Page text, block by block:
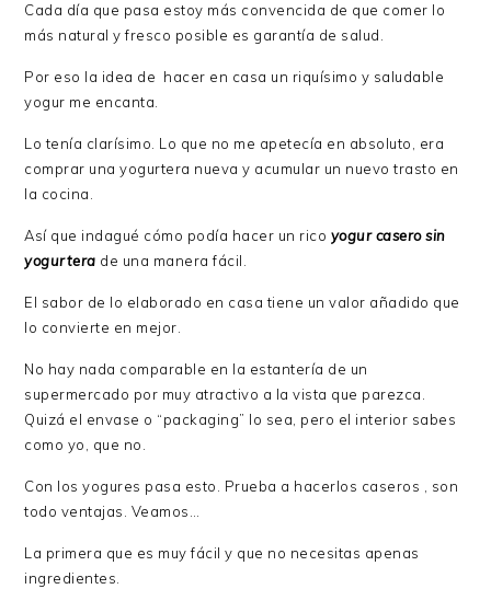
Cada día que pasa estoy más convencida de que comer lo
más natural y fresco posible es garantía de salud.
Por eso la idea de hacer en casa un riquísimo y saludable
yogur me encanta.
Lo tenía clarísimo. Lo que no me apetecía en absoluto, era
comprar una yogurtera nueva y acumular un nuevo trasto en
la cocina.
Así que indagué cómo podía hacer un rico yogur casero sin
yogurtera de una manera fácil.
El sabor de lo elaborado en casa tiene un valor añadido que
lo convierte en mejor.
No hay nada comparable en la estantería de un
supermercado por muy atractivo a la vista que parezca.
Quizá el envase o “packaging” lo sea, pero el interior sabes
como yo, que no.
Con los yogures pasa esto. Prueba a hacerlos caseros , son
todo ventajas. Veamos…
La primera que es muy fácil y que no necesitas apenas
ingredientes.